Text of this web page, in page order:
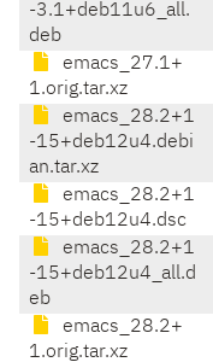
-3.1+deb11u6_all.
deb
emacs_27.1+
1.orig.tar.xz
emacs_28.2+1
-15+deb12u4.debi
an.tar.xz
emacs_28.2+1
-15+deb12u4.dsc
emacs_28.2+1
-15+deb12u4_all.d
eb
emacs_28.2+
1.orig.tar.xz